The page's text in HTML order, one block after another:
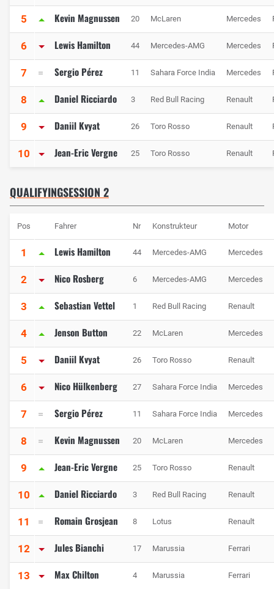
5 Kevin Magnussen 20 McLaren Mercedes
6 Lewis Hamilton 44 Mercedes-AMG Mercedes
7 Sergio Pérez 11 Sahara Force India Mercedes
8 Daniel Ricciardo 3 Red Bull Racing Renault
9 Daniil Kvyat 26 Toro Rosso Renault
10 Jean-Eric Vergne 25 Toro Rosso Renault
QUALIFYINGSESSION 2
Pos Fahrer Nr Konstrukteur Motor
1 Lewis Hamilton 44 Mercedes-AMG Mercedes
2 Nico Rosberg 6 Mercedes-AMG Mercedes
3 Sebastian Vettel 1 Red Bull Racing Renault
4 Jenson Button 22 McLaren Mercedes
5 Daniil Kvyat 26 Toro Rosso Renault
6 Nico Hülkenberg 27 Sahara Force India Mercedes
7 Sergio Pérez 11 Sahara Force India Mercedes
8 Kevin Magnussen 20 McLaren Mercedes
9 Jean-Eric Vergne 25 Toro Rosso Renault
10 Daniel Ricciardo 3 Red Bull Racing Renault
11 Romain Grosjean 8 Lotus Renault
12 Jules Bianchi 17 Marussia Ferrari
13 Max Chilton 4 Marussia Ferrari